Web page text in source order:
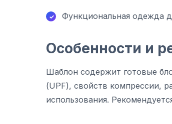
Функциональная одежда
Особенности и
Шаблон содержит готовые
(UPF), свойств компрессии,
использования.